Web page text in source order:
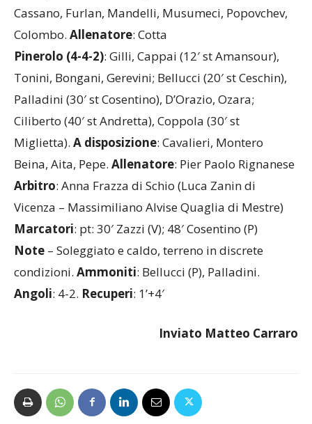
Cassano, Furlan, Mandelli, Musumeci, Popovchev,
Colombo. Allenatore: Cotta
Pinerolo (4-4-2): Gilli, Cappai (12′ st Amansour),
Tonini, Bongani, Gerevini; Bellucci (20′ st Ceschin),
Palladini (30′ st Cosentino), D’Orazio, Ozara;
Ciliberto (40′ st Andretta), Coppola (30′ st
Miglietta). A disposizione: Cavalieri, Montero
Beina, Aita, Pepe. Allenatore: Pier Paolo Rignanese
Arbitro: Anna Frazza di Schio (Luca Zanin di
Vicenza – Massimiliano Alvise Quaglia di Mestre)
Marcatori: pt: 30′ Zazzi (V); 48′ Cosentino (P)
Note – Soleggiato e caldo, terreno in discrete
condizioni. Ammoniti: Bellucci (P), Palladini.
Angoli: 4-2. Recuperi: 1’+4′
Inviato Matteo Carraro